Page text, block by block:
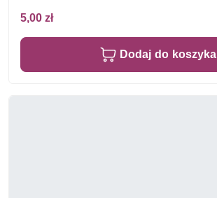
5,00 zł
Dodaj do koszyka